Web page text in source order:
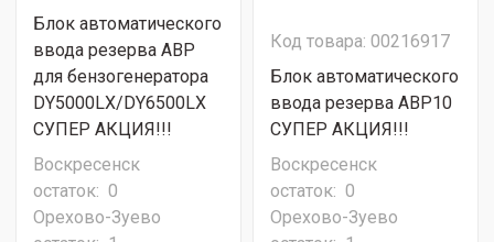
Блок автоматического
ввода резерва АВР
для бензогенератора
DY5000LX/DY6500LX
СУПЕР АКЦИЯ!!!
Воскресенск
остаток: 0
Орехово-Зуево
Код товара: 00216917
Блок автоматического
ввода резерва АВР10
СУПЕР АКЦИЯ!!!
Воскресенск
остаток: 0
Орехово-Зуево